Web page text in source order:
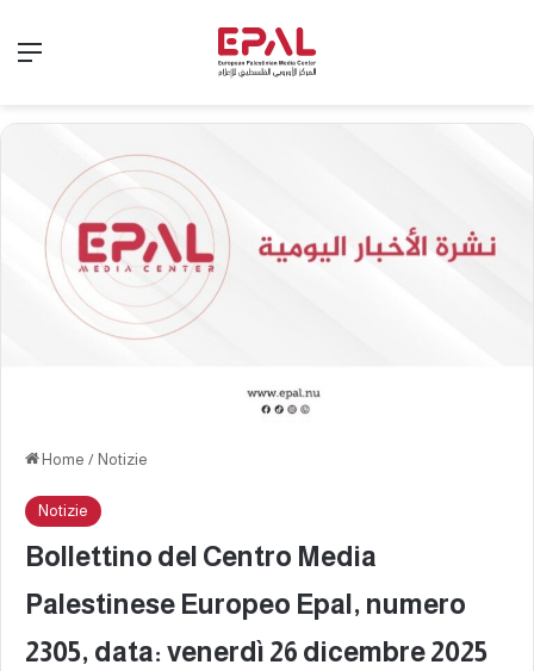
Home / Notizie
Notizie
Bollettino del Centro Media
Palestinese Europeo Epal, numero
2305, data: venerdì 26 dicembre 2025